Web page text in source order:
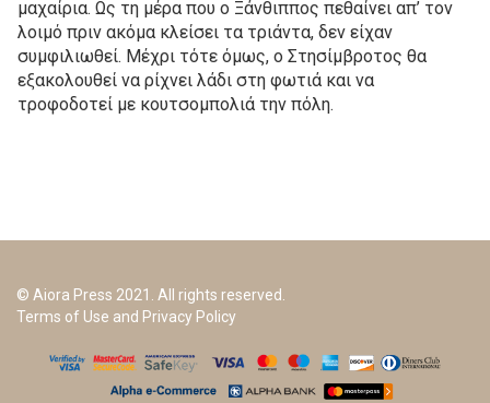
μαχαίρια. Ως τη μέρα που ο Ξάνθιππος πεθαίνει απ’ τον
λοιμό πριν ακόμα κλείσει τα τριάντα, δεν είχαν
συμφιλιωθεί. Μέχρι τότε όμως, ο Στησίμβροτος θα
εξακολουθεί να ρίχνει λάδι στη φωτιά και να
τροφοδοτεί με κουτσομπολιά την πόλη.
© Aiora Press 2021. All rights reserved.
Terms of Use and Privacy Policy